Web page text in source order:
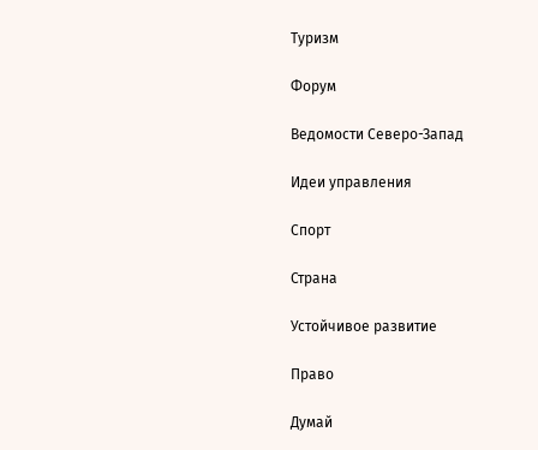
Туризм
Форум
Ведомости Северо-Запад
Идеи управления
Спорт
Страна
Устойчивое развитие
Право
Думай